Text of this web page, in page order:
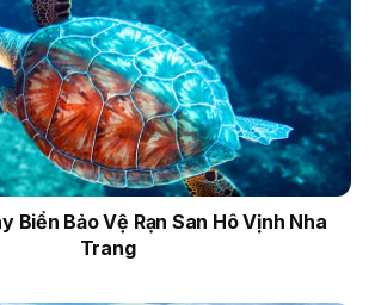
Biển Bảo Vệ Rạn San Hô Vịnh Nha
Trang